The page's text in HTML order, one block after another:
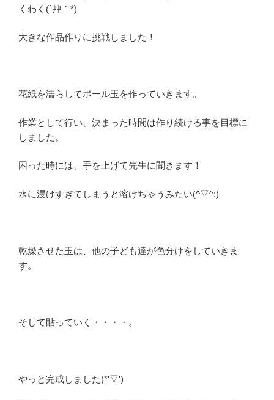
くわく(´艸｀*)
大きな作品作りに挑戦しました！
花紙を濡らしてボール玉を作っていきます。
作業として行い、決まった時間は作り続ける事を目標に
しました。
困った時には、手を上げて先生に聞きます！
水に浸けすぎてしまうと溶けちゃうみたい(^▽^;)
乾燥させた玉は、他の子ども達が色分けをしていきま
す。
そして貼っていく・・・・。
やっと完成しました(*’▽’)